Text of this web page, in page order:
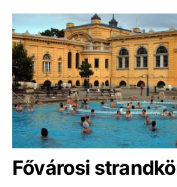
Fővárosi